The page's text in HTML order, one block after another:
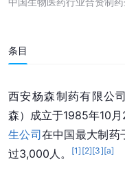
条目
西安杨森制药有限公
森）成立于1985年10
生公司在中国最大制药
过3,000人。
[1] [2][3][a]